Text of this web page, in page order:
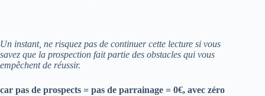
Un instant, ne risquez pas de continuer cette lecture si vous
savez que la prospection fait partie des obstacles qui vous
empêchent de réussir.
car pas de prospects = pas de parrainage = 0€, avec zéro